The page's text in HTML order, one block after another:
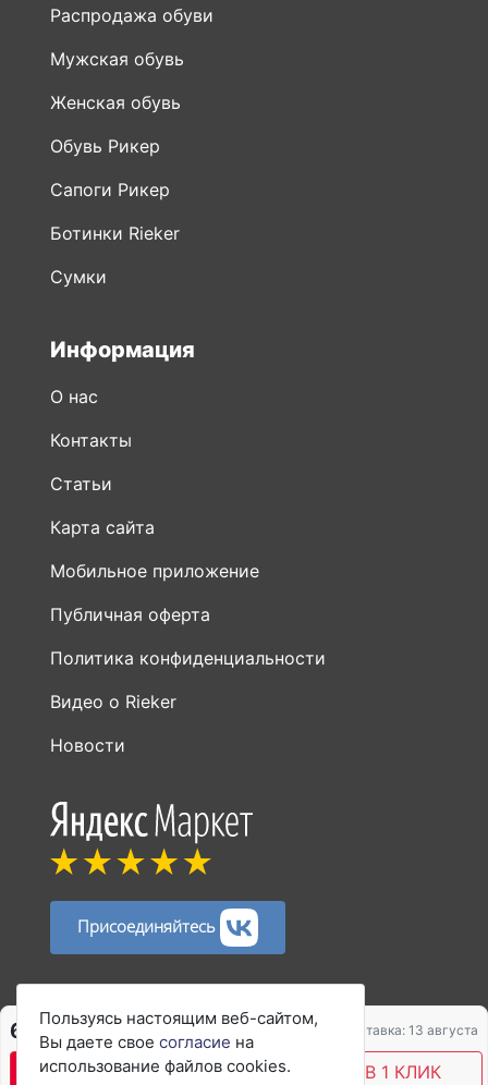
Распродажа обуви
Мужская обувь
Женская обувь
Обувь Рикер
Сапоги Рикер
Ботинки Rieker
Сумки
Информация
О нас
Контакты
Статьи
Карта сайта
Мобильное приложение
Публичная оферта
Политика конфиденциальности
Видео о Rieker
Новости
Присоединяйтесь
Пользуясь настоящим веб-сайтом,
Вы даете свое согласие на
использование файлов cookies.
6 450 ₽ 6 840 ₽ Доставка: 13 августа
В КОРЗИНУ КУПИТЬ В 1 КЛИК